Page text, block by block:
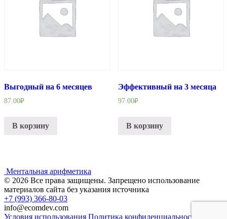
Выгодный на 6 месяцев
87.00₽
В корзину
Эффективный на 3 месяца
97.00₽
В корзину
Ментальная арифметика
© 2026 Все права защищены. Запрещено использование
материалов сайта без указания источника
+7 (993) 366-80-03
info@ecomdev.com
Условия использования Политика конфиденциальности